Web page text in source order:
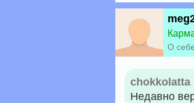
О себе
chokkolatta
Недавно